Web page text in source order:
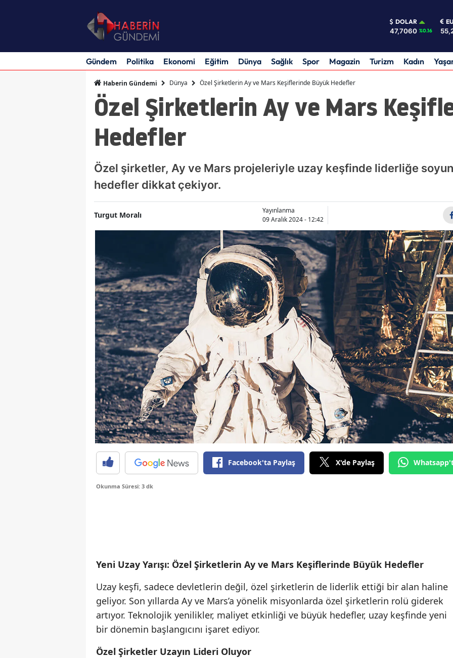
DOLAR
47,7060 %0.16
Gündem Politika Ekonomi Eğitim Dünya Sağlık Spor Magazin Turizm Kadın
Haberin Gündemi Dünya Özel Şirketlerin Ay ve Mars Keşiflerinde Büyük Hedefler
Özel Şirketlerin Ay ve Mars
Hedefler
Özel şirketler, Ay ve Mars projeleriyle uzay keşfinde liderliğe
hedefler dikkat çekiyor.
Turgut Moralı
Yayınlanma
09 Aralık 2024 - 12:42
Facebook'ta Paylaş X'de Paylaş
Okunma Süresi: 3 dk
Yeni Uzay Yarışı: Özel Şirketlerin Ay ve Mars Keşiflerinde Büyük Hedefler
Uzay keşfi, sadece devletlerin değil, özel şirketlerin de liderlik ettiği bir alan haline
geliyor. Son yıllarda Ay ve Mars’a yönelik misyonlarda özel şirketlerin rolü giderek
artıyor. Teknolojik yenilikler, maliyet etkinliği ve büyük hedefler, uzay keşfinde yeni
bir dönemin başlangıcını işaret ediyor.
Özel Şirketler Uzayın Lideri Oluyor